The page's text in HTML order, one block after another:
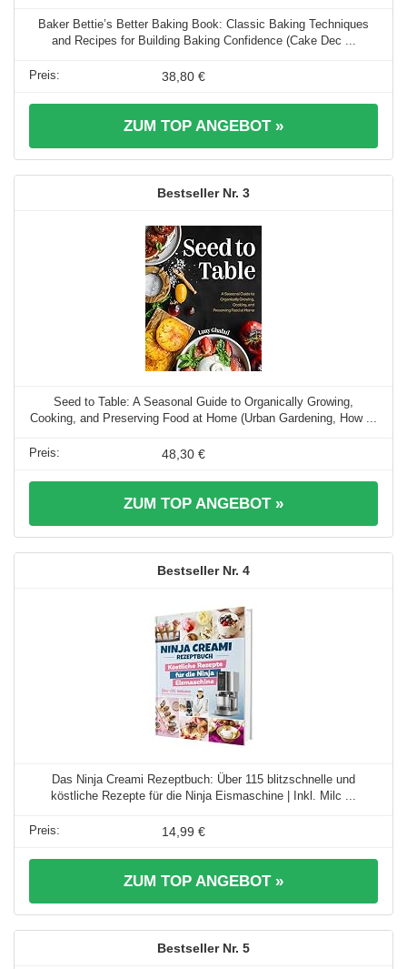
Baker Bettie’s Better Baking Book: Classic Baking Techniques
and Recipes for Building Baking Confidence (Cake Dec ...
38,80 €
ZUM TOP ANGEBOT »
3
Seed to Table: A Seasonal Guide to Organically Growing,
Cooking, and Preserving Food at Home (Urban Gardening, How ...
48,30 €
ZUM TOP ANGEBOT »
4
Das Ninja Creami Rezeptbuch: Über 115 blitzschnelle und
köstliche Rezepte für die Ninja Eismaschine | Inkl. Milc ...
14,99 €
ZUM TOP ANGEBOT »
5